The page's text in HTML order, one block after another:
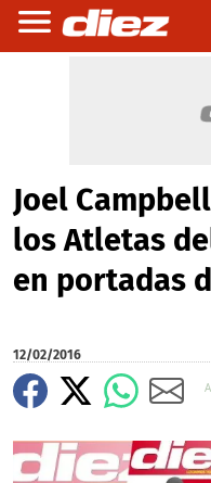
Joel
los Atletas
en portadas
12/02/2016